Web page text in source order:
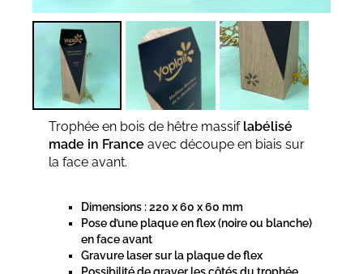
Trophée en bois de hêtre massif labélisé
made in France avec découpe en biais sur
la face avant.
Dimensions : 220 x 60 x 60 mm
Pose d’une plaque en flex (noire ou blanche)
en face avant
Gravure laser sur la plaque de flex